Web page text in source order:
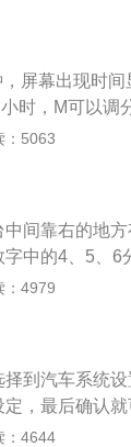
间都比较大
屏幕出现时
时，M可以调
司生产的一款
、安全带提示
：5063
间靠右的地
中的4、5、6
。雅阁通过全
通过扬声器
：4979
到汽车系统
，最后确认
错。一般对车
：4644